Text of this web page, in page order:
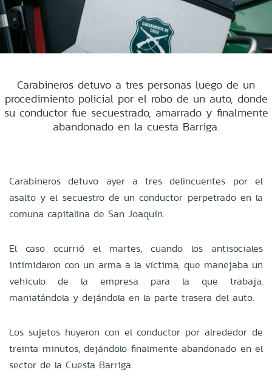
Carabineros detuvo a tres personas luego de un
procedimiento policial por el robo de un auto, donde
su conductor fue secuestrado, amarrado y finalmente
abandonado en la cuesta Barriga.
Carabineros detuvo ayer a tres delincuentes por el
asalto y el secuestro de un conductor perpetrado en la
comuna capitalina de San Joaquín.
El caso ocurrió el martes, cuando los antisociales
intimidaron con un arma a la víctima, que manejaba un
vehículo de la empresa para la que trabaja,
maniatándola y dejándola en la parte trasera del auto.
Los sujetos huyeron con el conductor por alrededor de
treinta minutos, dejándolo finalmente abandonado en el
sector de la Cuesta Barriga.